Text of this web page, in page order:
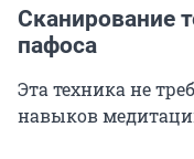
Сканирование
пафоса
Эта техника не
навыков